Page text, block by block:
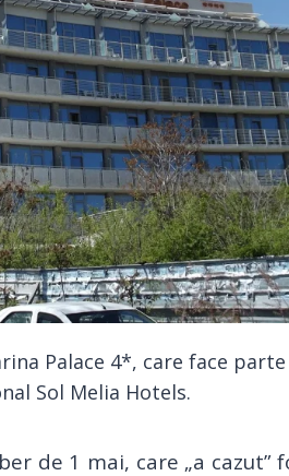
Palace 4*, care face
Sol Melia Hotels.
de 1 mai, care „a cazut”